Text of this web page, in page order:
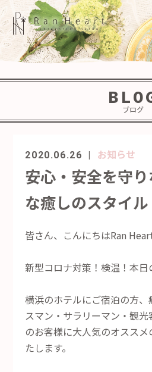
ブログ
2020.06.26 お知らせ
安心・安全を守
な癒しのスタイル
皆さん、こんにちはRan
新型コロナ対策！検温！本日
横浜のホテルにご宿泊の方
スマン・サラリーマン・観
のお客様に大人気のオスス
たします。